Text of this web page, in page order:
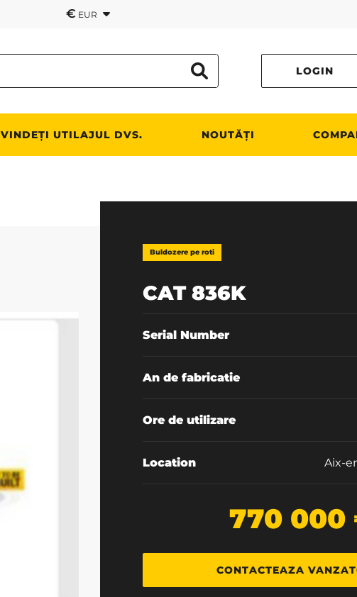
€ EUR
LOGIN
VINDEȚI UTILAJUL DVS. NOUTĂȚI
Buldozere pe roti
CAT 836K
Serial Number
An de fabricatie
Ore de utilizare
Location Aix-
770 000
CONTACTEAZA